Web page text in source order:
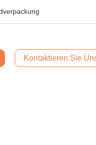
Kontaktieren Sie